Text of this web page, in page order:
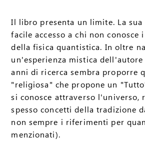
Il libro presenta un limite. La
facile accesso a chi non conosce
della fisica quantistica. In oltre
un'esperienza mistica
anni di ricerca sembra proporre
"religiosa" che propone un
si conosce attraverso l'universo,
spesso concetti della tradizione
non sempre i riferimenti per
menzionati).